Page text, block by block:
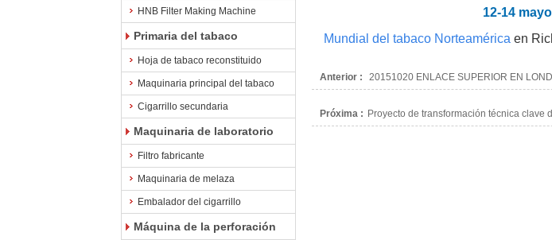
HNB Filter Making Machine
Primaria del tabaco
Hoja de tabaco reconstituido
Maquinaria principal del tabaco
Cigarrillo secundaria
Maquinaria de laboratorio
Filtro fabricante
Maquinaria de melaza
Embalador del cigarrillo
Máquina de la perforación
12-14
Mundial del tabaco Norteamérica en
Anterior : 20151020 ENLACE SUPERIOR EN
Próxima : Proyecto de transformación técnica clave